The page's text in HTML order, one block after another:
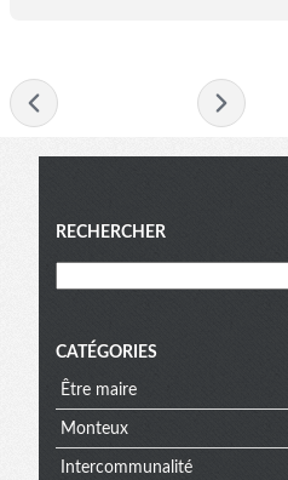
Menu
RECHERCHER
CATÉGORIES
Être maire
Monteux
Intercommunalité